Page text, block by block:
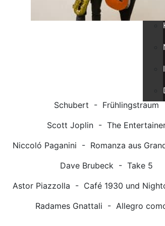
Schubert - Frühlingstraum
Scott Joplin - The
Niccoló Paganini - Romanza aus
Dave Brubeck - Take 5
Astor Piazzolla - Café 1930 und
Radames Gnattali - Allegro